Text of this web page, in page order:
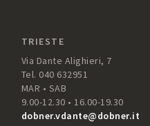
TRIESTE
Via Dante Alighieri, 7
Tel. 040 632951
MAR • SAB
9.00-12.30 • 16.00-19.30
dobner.vdante@dobner.it